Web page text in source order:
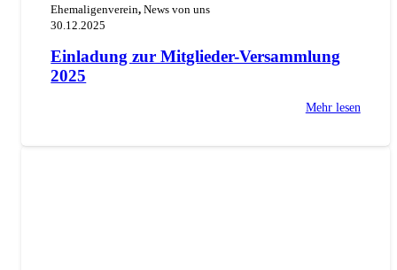
Ehemaligenverein,News von uns
30.12.2025
Einladung zur Mitglieder-Versammlung
2025
Mehr lesen